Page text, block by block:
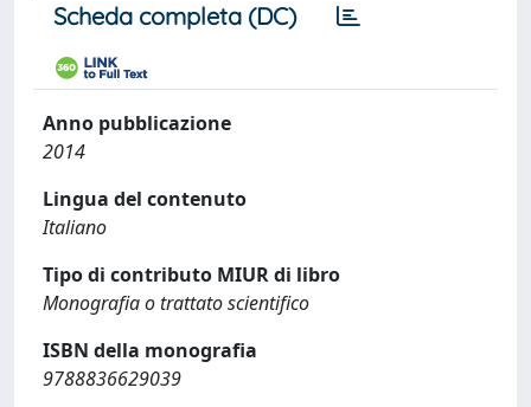
Scheda completa (DC)
Anno pubblicazione
2014
Lingua del contenuto
Italiano
Tipo di contributo MIUR di libro
Monografia o trattato scientifico
ISBN della monografia
9788836629039